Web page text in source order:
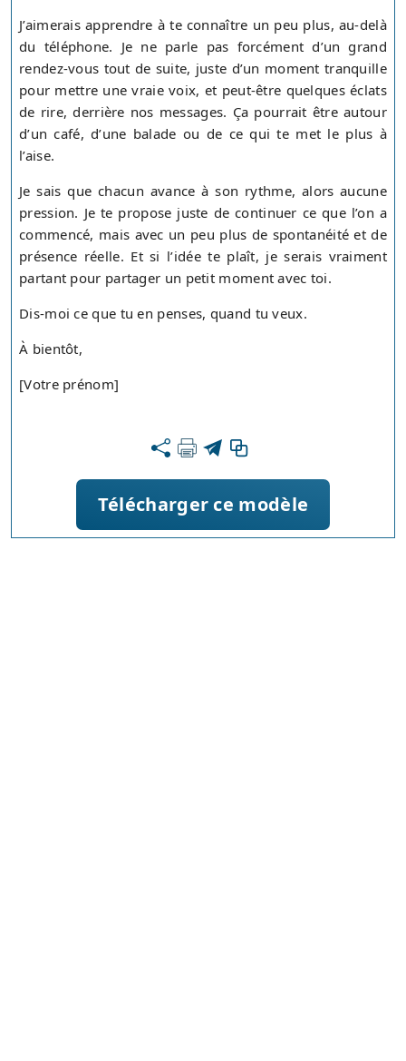
J’aimerais apprendre à te connaître un peu plus, au-delà
du téléphone. Je ne parle pas forcément d’un grand
rendez-vous tout de suite, juste d’un moment tranquille
pour mettre une vraie voix, et peut-être quelques éclats
de rire, derrière nos messages. Ça pourrait être autour
d’un café, d’une balade ou de ce qui te met le plus à
l’aise.
Je sais que chacun avance à son rythme, alors aucune
pression. Je te propose juste de continuer ce que l’on a
commencé, mais avec un peu plus de spontanéité et de
présence réelle. Et si l’idée te plaît, je serais vraiment
partant pour partager un petit moment avec toi.
Dis-moi ce que tu en penses, quand tu veux.
À bientôt,
[Votre prénom]
Télécharger ce modèle